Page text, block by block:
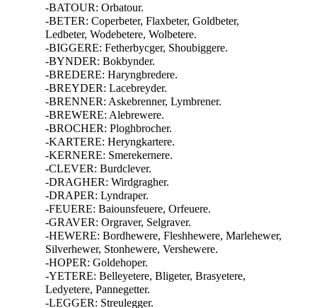
-BATOUR: Orbatour.
-BETER: Coperbeter, Flaxbeter, Goldbeter,
Ledbeter, Wodebetere, Wolbetere.
-BIGGERE: Fetherbycger, Shoubiggere.
-BYNDER: Bokbynder.
-BREDERE: Haryngbredere.
-BREYDER: Lacebreyder.
-BRENNER: Askebrenner, Lymbrener.
-BREWERE: Alebrewere.
-BROCHER: Ploghbrocher.
-KARTERE: Heryngkartere.
-KERNERE: Smerekernere.
-CLEVER: Burdclever.
-DRAGHER: Wirdgragher.
-DRAPER: Lyndraper.
-FEUERE: Baiounsfeuere, Orfeuere.
-GRAVER: Orgraver, Selgraver.
-HEWERE: Bordhewere, Fleshhewere, Marlehewer,
Silverhewer, Stonhewere, Vershewere.
-HOPER: Goldehoper.
-YETERE: Belleyetere, Bligeter, Brasyetere,
Ledyetere, Pannegetter.
-LEGGER: Streulegger.